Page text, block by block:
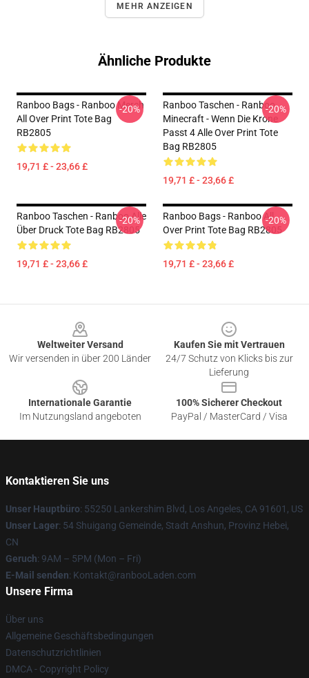
MEHR ANZEIGEN
Ähnliche Produkte
Ranboo Bags - Ranboo Merch
All Over Print Tote Bag
RB2805
19,71 £ - 23,66 £
-20%
Ranboo Taschen - Ranboo
Minecraft - Wenn Die Krone
Passt 4 Alle Over Print Tote
Bag RB2805
19,71 £ - 23,66 £
-20%
Ranboo Taschen - Ranboo Alle
Über Druck Tote Bag RB2805
19,71 £ - 23,66 £
-20%
Ranboo Bags - Ranboo All
Over Print Tote Bag RB2805
19,71 £ - 23,66 £
-20%
Weltweiter Versand
Wir versenden in über 200 Länder
Kaufen Sie mit Vertrauen
24/7 Schutz von Klicks bis zur
Lieferung
Internationale Garantie
Im Nutzungsland angeboten
100% Sicherer Checkout
PayPal / MasterCard / Visa
Kontaktieren Sie uns
Unser Hauptbüro: 55250 Lankershim Blvd, Los Angeles, CA 91601, US
Unser Lager: 54 Shuigang Gemeinde, Stadt Anshun, Provinz Hebei,
CN
Geruch: 9AM – 5PM (Mon – Fri)
E-Mail senden: Kontakt@ranbooLaden.com
Unsere Firma
Über uns
Allgemeine Geschäftsbedingungen
Datenschutzrichtlinien
DMCA - Copyright Policy